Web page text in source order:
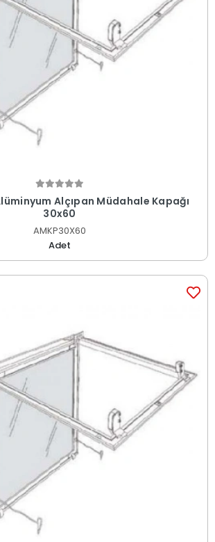
Alçıpan Müdahale Kapağı
30x60
AMKP30X60
Adet